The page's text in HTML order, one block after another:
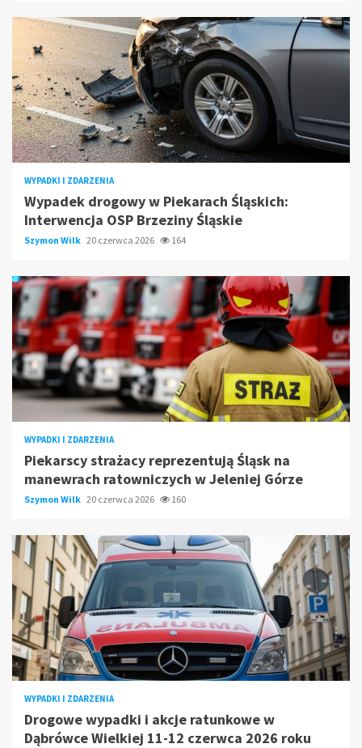
WYPADKI I ZDARZENIA
Wypadek drogowy w Piekarach Śląskich:
Interwencja OSP Brzeziny Śląskie
Szymon Wilk 20 czerwca 2026 164
WYPADKI I ZDARZENIA
Piekarscy strażacy reprezentują Śląsk na
manewrach ratowniczych w Jeleniej Górze
Szymon Wilk 20 czerwca 2026 160
WYPADKI I ZDARZENIA
Drogowe wypadki i akcje ratunkowe w
Dąbrówce Wielkiej 11-12 czerwca 2026 roku